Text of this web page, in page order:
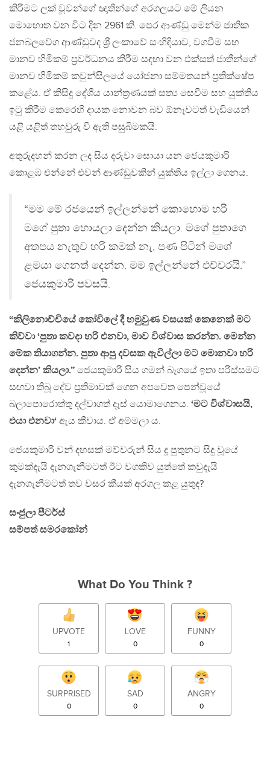
කිරීමට ලක් වූවන්ගේ ඥාතීන්ගේ අරගලයට මේ ලියන
මොහොත වන විට දින 2961 කි. පෙර ආණ්ඩු මෙන්ම ජාතික
ජනබලවේග ආණ්ඩුවද ශ්‍රී ලංකාවේ සංහිඳියාව, වගවීම සහ
මානව හිමිකම් ප්‍රවර්ධනය කිරීම සඳහා වන එක්සත් ජාතීන්ගේ
මානව හිමිකම් කවුන්සිලයේ යෝජනා සම්මතයන් ප්‍රතික්ෂේප
කළේය. ඒ කිසිදු දේශීය යාන්ත්‍රණයක් සත්‍ය සෙවීම සහ යුක්තිය
ඉටු කිරීම කෙරෙහි දායක නොවන බව ඕනෑවටත් වැඩියෙන්
යළි යළිත් තහවුරු වී ඇති පසුබිමකයි.
අතුරුදහන් කරන ලද සිය දරුවා සොයා යන ජෙයකුමාරි
කොළඹ එන්නේ එවන් ආණ්ඩුවකින් යුක්තිය ඉල්ලා ගෙනය.
“මම මේ රජයෙන් ඉල්ලන්නේ කොහොම හරි
මගේ පුතා හොයලා දෙන්න කියලා. මගේ පුතාගෙ
අතපය නැතුව හරි කමක් නැ, පණ පිටින් මගේ
ළමයා ගෙනත් දෙන්න. මම ඉල්ලන්නේ එච්චරයි.”
ජෙයකුමාරි පවසයි.
“කිලිනොච්චියේ කෝවිලේ දී හමුවුණ වසයක් කෙනෙක් මට
කිව්වා ‘පුතා කවදා හරි එනවා, මාව විශ්වාස කරන්න. මෙන්න
මේක තියාගන්න. පුතා ආපු දවසක ඇවිල්ලා මට මොනවා හරි
දෙන්න’ කියලා.” ජෙයකුමාරි සිය ගමන් බෑගයේ ඉතා පරිස්සමට
සඟවා තිබූ දේව ප්‍රතිමාවක් ගෙන අපවෙත පෙන්වූයේ
බලාපොරොත්තු දල්වාගත් දෑස් යොමාගෙනය. ‘මට විශ්වාසයි,
එයා එනවා‘ ඇය කීවාය. ඒ අම්මලා ය.
ජෙයකුමාරි වන් දහසක් මව්වරුන් සිය දූ පුතුනට සිදු වූයේ
කුමක්දැයි දැනගැනීමටත් ඊට වගකිව යුත්තේ කවුදැයි
දැනගැනීමටත් තව වසර කීයක් අරගල කළ යුතුද?
සංජුලා පීටර්ස්
සම්පත් සමරකෝන්
What Do You Think ?
UPVOTE
1
LOVE
0
FUNNY
0
SURPRISED
0
SAD
0
ANGRY
0